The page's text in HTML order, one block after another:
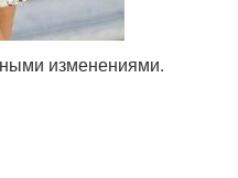
изменениями.